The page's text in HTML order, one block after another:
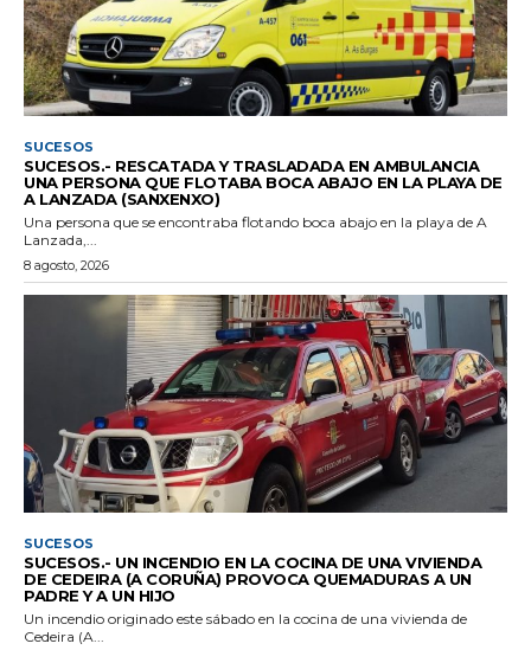
SUCESOS
SUCESOS.- RESCATADA Y TRASLADADA EN AMBULANCIA
UNA PERSONA QUE FLOTABA BOCA ABAJO EN LA PLAYA DE
A LANZADA (SANXENXO)
Una persona que se encontraba flotando boca abajo en la playa de A
Lanzada,...
8 agosto, 2026
SUCESOS
SUCESOS.- UN INCENDIO EN LA COCINA DE UNA VIVIENDA
DE CEDEIRA (A CORUÑA) PROVOCA QUEMADURAS A UN
PADRE Y A UN HIJO
Un incendio originado este sábado en la cocina de una vivienda de
Cedeira (A...